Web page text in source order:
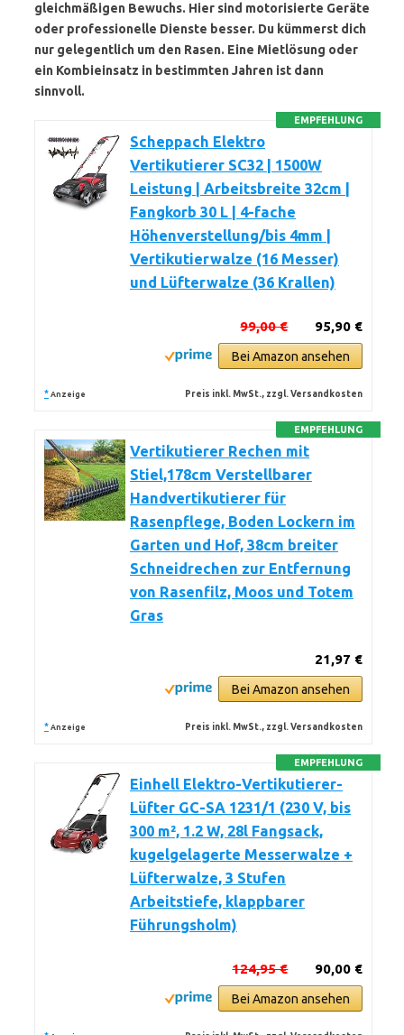
gleichmäßigen Bewuchs. Hier sind motorisierte Geräte
oder professionelle Dienste besser. Du kümmerst dich
nur gelegentlich um den Rasen. Eine Mietlösung oder
ein Kombieinsatz in bestimmten Jahren ist dann
sinnvoll.
EMPFEHLUNG
Scheppach Elektro
Vertikutierer SC32 | 1500W
Leistung | Arbeitsbreite 32cm |
Fangkorb 30 L | 4-fache
Höhenverstellung/bis 4mm |
Vertikutierwalze (16 Messer)
und Lüfterwalze (36 Krallen)
95,90 €
99,00 €
Bei Amazon ansehen
* Anzeige Preis inkl. MwSt., zzgl. Versandkosten
EMPFEHLUNG
Vertikutierer Rechen mit
Stiel,178cm Verstellbarer
Handvertikutierer für
Rasenpflege, Boden Lockern im
Garten und Hof, 38cm breiter
Schneidrechen zur Entfernung
von Rasenfilz, Moos und Totem
Gras
21,97 €
Bei Amazon ansehen
* Anzeige Preis inkl. MwSt., zzgl. Versandkosten
EMPFEHLUNG
Einhell Elektro-Vertikutierer-
Lüfter GC-SA 1231/1 (230 V, bis
300 m², 1.2 W, 28l Fangsack,
kugelgelagerte Messerwalze +
Lüfterwalze, 3 Stufen
Arbeitstiefe, klappbarer
Führungsholm)
90,00 €
124,95 €
Bei Amazon ansehen